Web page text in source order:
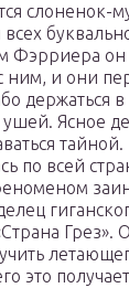
слоненок-
Фэрриера он
ним, и они
держаться
Ясное
по всей
Грез».
это